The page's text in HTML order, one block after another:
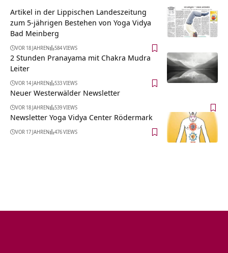
Artikel in der Lippischen Landeszeitung
zum 5-jährigen Bestehen von Yoga Vidya
Bad Meinberg
VOR 18 JAHREN 584 VIEWS
2 Stunden Pranayama mit Chakra Mudra
Leiter
VOR 14 JAHREN 533 VIEWS
Neuer Westerwälder Newsletter
VOR 18 JAHREN 539 VIEWS
Newsletter Yoga Vidya Center Rödermark
VOR 17 JAHREN 476 VIEWS